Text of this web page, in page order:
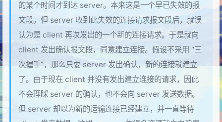
的某个时间才到达 server。本来这是一个早已失效的报
文段。但 server 收到此失效的连接请求报文段后，就误
认为是 client 再次发出的一个新的连接请求。于是就向
client 发出确认报文段，同意建立连接。假设不采用 “三
次握手”，那么只要 server 发出确认，新的连接就建立
了。由于现在 client 并没有发出建立连接的请求，因此
不会理睬 server 的确认，也不会向 server 发送数据。
但 server 却以为新的运输连接已经建立，并一直等待